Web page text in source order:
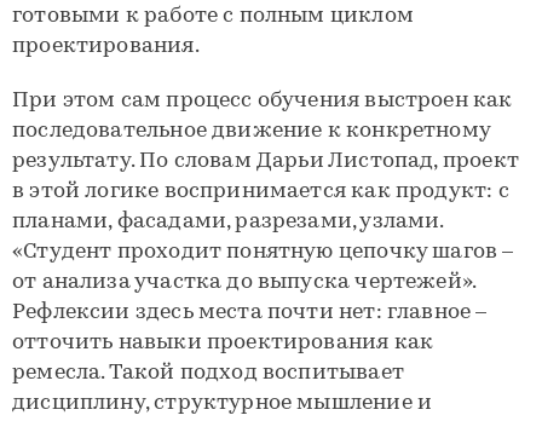
готовыми к работе с полным циклом
проектирования.
При этом сам процесс обучения выстроен как
последовательное движение к конкретному
результату. По словам Дарьи Листопад, проект
в этой логике воспринимается как продукт: с
планами, фасадами, разрезами, узлами.
«Студент проходит понятную цепочку шагов –
от анализа участка до выпуска чертежей».
Рефлексии здесь места почти нет: главное –
отточить навыки проектирования как
ремесла. Такой подход воспитывает
дисциплину, структурное мышление и